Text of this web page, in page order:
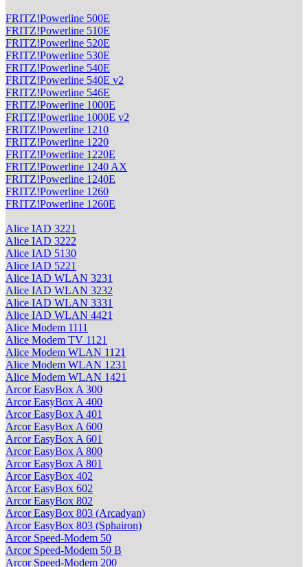
FRITZ!Powerline 500E
FRITZ!Powerline 510E
FRITZ!Powerline 520E
FRITZ!Powerline 530E
FRITZ!Powerline 540E
FRITZ!Powerline 540E v2
FRITZ!Powerline 546E
FRITZ!Powerline 1000E
FRITZ!Powerline 1000E v2
FRITZ!Powerline 1210
FRITZ!Powerline 1220
FRITZ!Powerline 1220E
FRITZ!Powerline 1240 AX
FRITZ!Powerline 1240E
FRITZ!Powerline 1260
FRITZ!Powerline 1260E
Alice IAD 3221
Alice IAD 3222
Alice IAD 5130
Alice IAD 5221
Alice IAD WLAN 3231
Alice IAD WLAN 3232
Alice IAD WLAN 3331
Alice IAD WLAN 4421
Alice Modem 1111
Alice Modem TV 1121
Alice Modem WLAN 1121
Alice Modem WLAN 1231
Alice Modem WLAN 1421
Arcor EasyBox A 300
Arcor EasyBox A 400
Arcor EasyBox A 401
Arcor EasyBox A 600
Arcor EasyBox A 601
Arcor EasyBox A 800
Arcor EasyBox A 801
Arcor EasyBox 402
Arcor EasyBox 602
Arcor EasyBox 802
Arcor EasyBox 803 (Arcadyan)
Arcor EasyBox 803 (Sphairon)
Arcor Speed-Modem 50
Arcor Speed-Modem 50 B
Arcor Speed-Modem 200